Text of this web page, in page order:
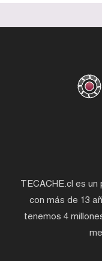
TECACHE.cl es
con más de 13
tenemos 4